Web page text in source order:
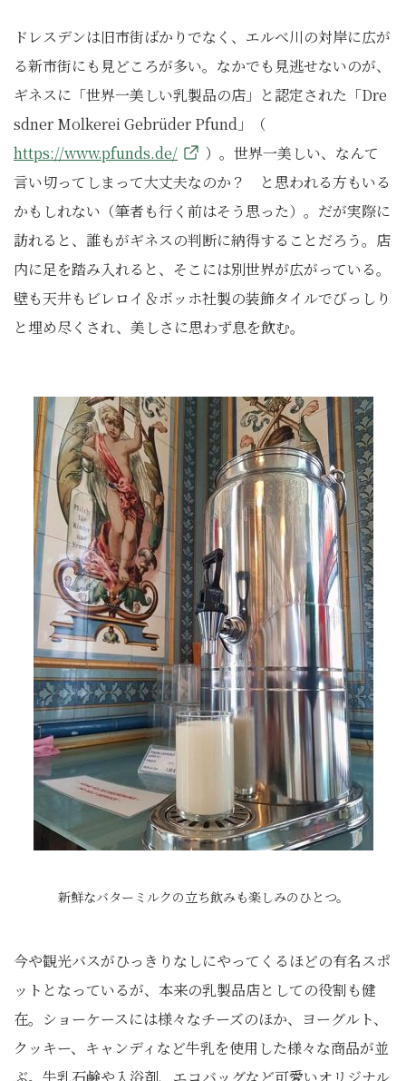
ドレスデンは旧市街ばかりでなく、エルべ川の対岸に広が
る新市街にも見どころが多い。なかでも見逃せないのが、
ギネスに「世界一美しい乳製品の店」と認定された「Dre
sdner Molkerei Gebrüder Pfund」（
https://www.pfunds.de/
）。世界一美しい、なんて
言い切ってしまって大丈夫なのか？ と思われる方もいる
かもしれない（筆者も行く前はそう思った）。だが実際に
訪れると、誰もがギネスの判断に納得することだろう。店
内に足を踏み入れると、そこには別世界が広がっている。
壁も天井もビレロイ＆ボッホ社製の装飾タイルでびっしり
と埋め尽くされ、美しさに思わず息を飲む。
新鮮なバターミルクの立ち飲みも楽しみのひとつ。
今や観光バスがひっきりなしにやってくるほどの有名スポ
ットとなっているが、本来の乳製品店としての役割も健
在。ショーケースには様々なチーズのほか、ヨーグルト、
クッキー、キャンディなど牛乳を使用した様々な商品が並